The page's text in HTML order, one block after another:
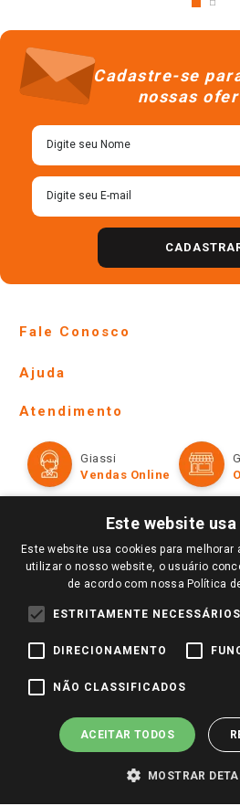
Cadastre-se
nossas
Fale Conosco
Lojas Físicas e Horários
Ofertas
Televendas
Amigo Giassi
Trabalhe Conosco
Identidade Visual
Ajuda
Formas de Pagamento
Políticas de entrega
Trocas e Devoluções
Atendimento
Giassi
Vendas Online
Redes Sociais
Pagamento e Segurança
Este website
Este website usa cookies para melhorar
utilizar o nosso website, o usuário
de acordo com nossa Política
ESTRITAMENTE NECESSÁRIOS
DIRECIONAMENTO
NÃO CLASSIFICADOS
ACEITAR TODOS
MOSTRAR